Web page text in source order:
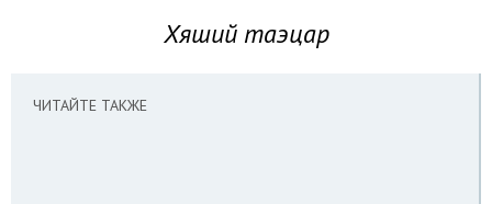
Хяший таэцар
ЧИТАЙТЕ ТАКЖЕ